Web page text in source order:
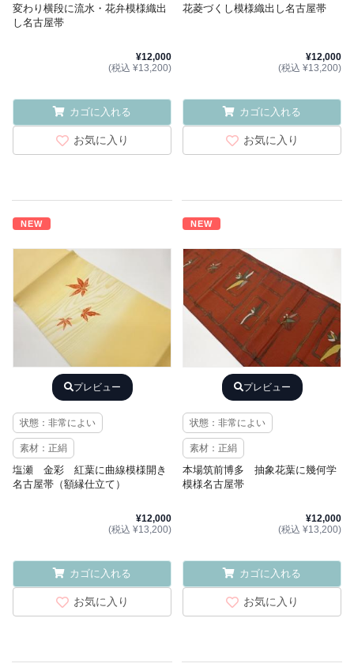
変わり横段に流水・花弁模様織出
し名古屋帯
¥12,000
(税込 ¥13,200)
カゴに入れる
お気に入り
花菱づくし模様織出し名古屋帯
¥12,000
(税込 ¥13,200)
カゴに入れる
お気に入り
NEW
プレビュー
状態：非常によい
素材：正絹
塩瀬 金彩 紅葉に曲線模様開き
名古屋帯（額縁仕立て）
¥12,000
(税込 ¥13,200)
カゴに入れる
お気に入り
NEW
プレビュー
状態：非常によい
素材：正絹
本場筑前博多 抽象花葉に幾何学
模様名古屋帯
¥12,000
(税込 ¥13,200)
カゴに入れる
お気に入り